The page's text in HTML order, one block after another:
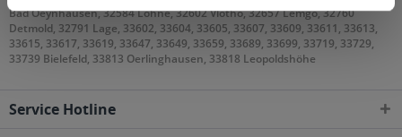
Bad Oeynhausen, 32584 Löhne, 32602 Vlotho, 32657 Lemgo, 32760
Detmold, 32791 Lage, 33602, 33604, 33605, 33607, 33609, 33611, 33613,
33615, 33617, 33619, 33647, 33649, 33659, 33689, 33699, 33719, 33729,
33739 Bielefeld, 33813 Oerlinghausen, 33818 Leopoldshöhe
Service Hotline